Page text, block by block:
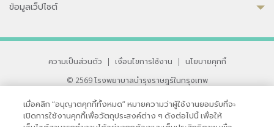
ข้อมูลเว็ปไซต์
ความเป็นส่วนตัว | เงื่อนไขการใช้งาน |
นโยบายคุกกี้
© 2569 โรงพยาบาลบำรุงราษฎร์ในกรุงเทพ
33 สุขุมวิท ซอย 3 เขตวัฒนา กรุงเทพ 10110 ประเทศไทย
หากท่านมีข้อคิดเห็นหรือปัญหาในการใช้เว็บไซต์ของเรา
เมื่อคลิก “อนุญาตคุกกี้ทั้งหมด” หมายความว่าผู้ใช้งานยอมรับที่จะ
เปิดการใช้งานคุกกี้เพื่อวัตถุประสงค์ต่าง ๆ ดังต่อไปนี้ เพื่อให้